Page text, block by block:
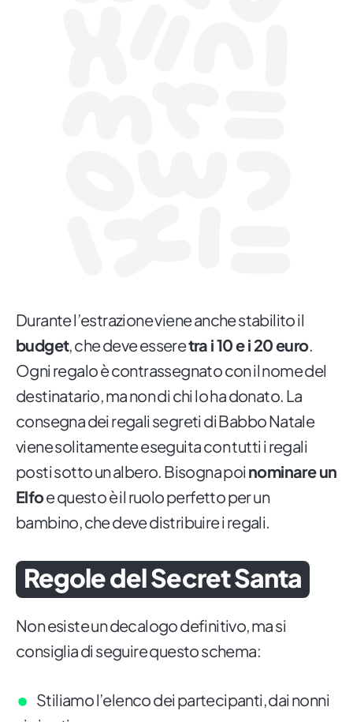
Durante l’estrazione viene anche stabilito il
budget, che deve esseretra i 10 e i 20 euro.
Ogni regalo è contrassegnato con il nome del
destinatario, ma non di chi lo ha donato. La
consegna dei regali segreti di Babbo Natale
viene solitamente eseguita con tutti i regali
posti sotto un albero. Bisogna poi nominare un
Elfoe questo è il ruolo perfetto per un
bambino, che deve distribuire i regali.
Regole del Secret Santa
Non esiste un decalogo definitivo, ma si
consiglia di seguire questo schema:
Stiliamo l’elenco dei partecipanti, dai nonni